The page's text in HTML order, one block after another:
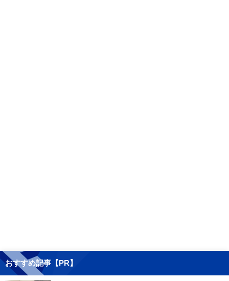
おすすめ記事【PR】